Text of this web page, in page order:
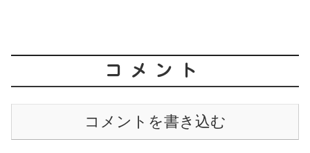
コメント
コメントを書き込む